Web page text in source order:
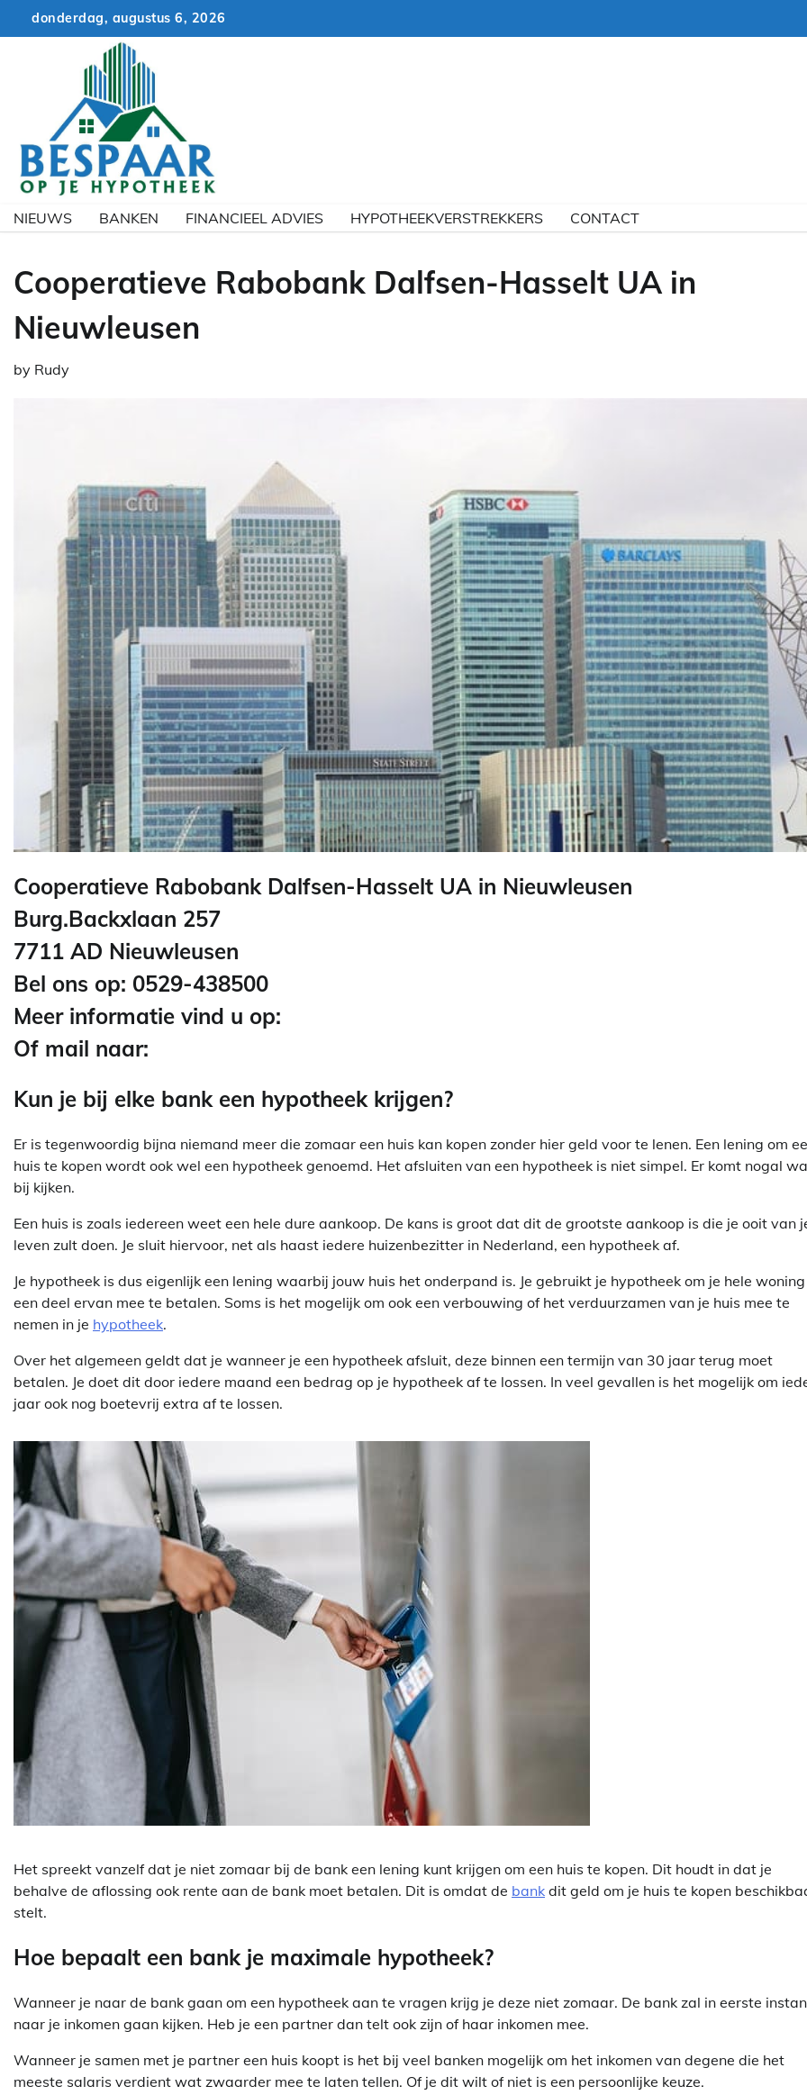
donderdag, augustus 6, 2026
NIEUWS BANKEN FINANCIEEL ADVIES HYPOTHEEKVERSTREKKERS CONTACT
Cooperatieve Rabobank Dalfsen-Hasselt UA in
Nieuwleusen
by Rudy
Cooperatieve Rabobank Dalfsen-Hasselt UA in Nieuwleusen
Burg.Backxlaan 257
7711 AD Nieuwleusen
Bel ons op: 0529-438500
Meer informatie vind u op:
Of mail naar:
Kun je bij elke bank een hypotheek krijgen?
Er is tegenwoordig bijna niemand meer die zomaar een huis kan kopen zonder hier geld voor te lenen. Een lening om
huis te kopen wordt ook wel een hypotheek genoemd. Het afsluiten van een hypotheek is niet simpel. Er komt nogal
bij kijken.
Een huis is zoals iedereen weet een hele dure aankoop. De kans is groot dat dit de grootste aankoop is die je ooit van
leven zult doen. Je sluit hiervoor, net als haast iedere huizenbezitter in Nederland, een hypotheek af.
Je hypotheek is dus eigenlijk een lening waarbij jouw huis het onderpand is. Je gebruikt je hypotheek om je hele
een deel ervan mee te betalen. Soms is het mogelijk om ook een verbouwing of het verduurzamen van je huis mee te
nemen in je hypotheek.
Over het algemeen geldt dat je wanneer je een hypotheek afsluit, deze binnen een termijn van 30 jaar terug moet
betalen. Je doet dit door iedere maand een bedrag op je hypotheek af te lossen. In veel gevallen is het mogelijk om
jaar ook nog boetevrij extra af te lossen.
Het spreekt vanzelf dat je niet zomaar bij de bank een lening kunt krijgen om een huis te kopen. Dit houdt in dat je
behalve de aflossing ook rente aan de bank moet betalen. Dit is omdat de bank dit geld om je huis te kopen
stelt.
Hoe bepaalt een bank je maximale hypotheek?
Wanneer je naar de bank gaan om een hypotheek aan te vragen krijg je deze niet zomaar. De bank zal in eerste
naar je inkomen gaan kijken. Heb je een partner dan telt ook zijn of haar inkomen mee.
Wanneer je samen met je partner een huis koopt is het bij veel banken mogelijk om het inkomen van degene die het
meeste salaris verdient wat zwaarder mee te laten tellen. Of je dit wilt of niet is een persoonlijke keuze.